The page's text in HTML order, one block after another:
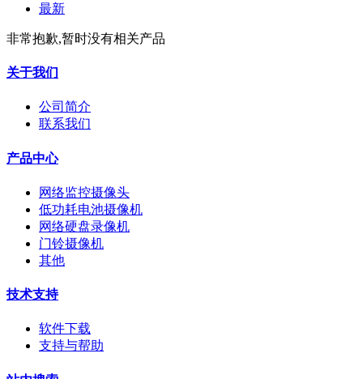
最新
非常抱歉,暂时没有相关产品
关于我们
公司简介
联系我们
产品中心
网络监控摄像头
低功耗电池摄像机
网络硬盘录像机
门铃摄像机
其他
技术支持
软件下载
支持与帮助